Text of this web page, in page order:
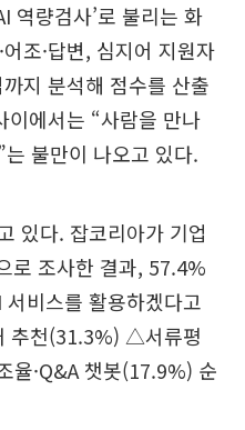
역량검사’로 불리는 화
조·답변, 심지어 지원자
지 분석해 점수를 산출
이에서는 “사람을 만나
불만이 나오고 있다.
있다. 잡코리아가 기업
로 조사한 결과, 57.4%
비스를 활용하겠다고
추천(31.3%) △서류평
·Q&A 챗봇(17.9%) 순